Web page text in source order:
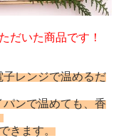
だいた商品です！
レンジで温めるだ
ンで温めても、香
きます。